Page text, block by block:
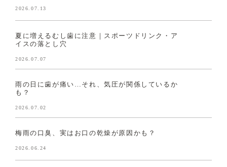
2026.07.13
夏に増えるむし歯に注意｜スポーツドリンク・ア
イスの落とし穴
2026.07.07
雨の日に歯が痛い…それ、気圧が関係しているか
も？
2026.07.02
梅雨の口臭、実はお口の乾燥が原因かも？
2026.06.24